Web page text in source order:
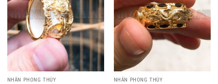
NHẪN PHONG THỦY NHẪN PHONG THỦY